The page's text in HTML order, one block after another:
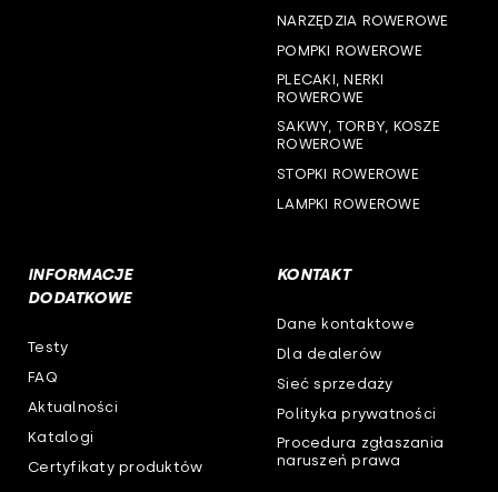
NARZĘDZIA ROWEROWE
POMPKI ROWEROWE
PLECAKI, NERKI
ROWEROWE
SAKWY, TORBY, KOSZE
ROWEROWE
STOPKI ROWEROWE
LAMPKI ROWEROWE
INFORMACJE
DODATKOWE
Testy
FAQ
Aktualności
Katalogi
Certyfikaty produktów
KONTAKT
Dane kontaktowe
Dla dealerów
Sieć sprzedaży
Polityka prywatności
Procedura zgłaszania
naruszeń prawa